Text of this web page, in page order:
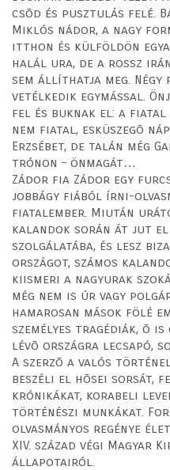
csõd és pusztulás felé.
Miklós nádor, a nagy
itthon és külföldön
halál ura, de a rossz
sem állíthatja meg. Négy
vetélkedik egymással.
fel és buknak el: a fiatal
nem fiatal, esküszegõ
Erzsébet, de talán még
trónon – önmagát…
Zádor fia Zádor egy
jobbágy fiából írni-
fiatalember. Miután
kalandok során át jut
szolgálatába, és lesz
országot, számos
kiismeri a nagyurak
még nem is úr vagy
hamarosan mások fölé
személyes tragédiák, õ
lévõ országra lecsapó,
A szerzõ a valós
beszéli el hõsei sorsát,
krónikákat, korabeli
történészi munkákat.
olvasmányos regénye
XIV. század végi
állapotairól.